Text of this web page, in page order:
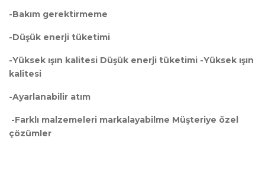
-Bakım gerektirmeme
-Düşük enerji tüketimi
-Yüksek ışın kalitesi Düşük enerji tüketimi -Yüksek ışın
kalitesi
-Ayarlanabilir atım
-Farklı malzemeleri markalayabilme Müşteriye özel
çözümler